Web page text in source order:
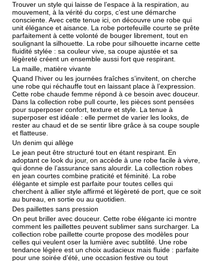
Trouver un style qui laisse de l’espace à la respiration, au
mouvement, à la vérité du corps, c’est une démarche
consciente. Avec cette tenue ici, on découvre une robe qui
unit élégance et aisance. La robe portefeuille courtese prête
parfaitement à cette volonté de bouger librement, tout en
soulignant la silhouette. La robe pour silhouetteincarne cette
fluidité stylée : sa couleur vive, sa coupe ajustée et sa
légèreté créent un ensemble aussi fort que respirant.
La maille, matière vivante
Quand l’hiver ou les journées fraîches s’invitent, on cherche
une robe qui réchauffe tout en laissant place à l’expression.
Cette robe chaude femmerépond à ce besoin avec douceur.
Dans la collection robe pull courte, les pièces sont pensées
pour superposer confort, texture et style. La tenue à
superposerest idéale : elle permet de varier les looks, de
rester au chaud et de se sentir libre grâce à sa coupe souple
et flatteuse.
Un denim qui allège
Le jean peut être structuré tout en étant respirant. En
adoptant ce look du jour, on accède à une robe facile à vivre,
qui donne de l’assurance sans alourdir. La collection robes
en jean courtescombine praticité et féminité. La robe
élégante et simpleest parfaite pour toutes celles qui
cherchent à allier style affirmé et légèreté de port, que ce soit
au bureau, en sortie ou au quotidien.
Des paillettes sans pression
On peut briller avec douceur. Cette robe élégante icimontre
comment les paillettes peuvent sublimer sans surcharger. La
collection robe paillette courtepropose des modèles pour
celles qui veulent oser la lumière avec subtilité. Une robe
tendance légèreest un choix audacieux mais fluide : parfaite
pour une soirée d’été, une occasion festive ou tout